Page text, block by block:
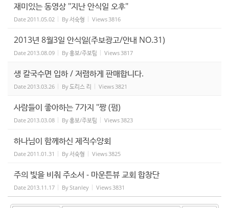
재미있는 동영상 "지난 안식일 오후"
Date2011.05.02 By서숙형 Views3816
2013년 8월3일 안식일(주보광고/안내 NO.31)
Date2013.08.09 By홍보/주보팀 Views3817
생 칼국수면 입하 / 저렴하게 판매합니다.
Date2013.03.26 By도리스 리 Views3821
사람들이 좋아하는 7가지 "짱 (펌)
Date2013.03.08 By홍보/주보팀 Views3823
하나님이 함께하신 제직수양회
Date2011.01.31 By서숙형 Views3825
주의 빛을 비춰 주소서 - 마운튼뷰 교회 합창단
Date2013.11.17 ByStanley Views3831